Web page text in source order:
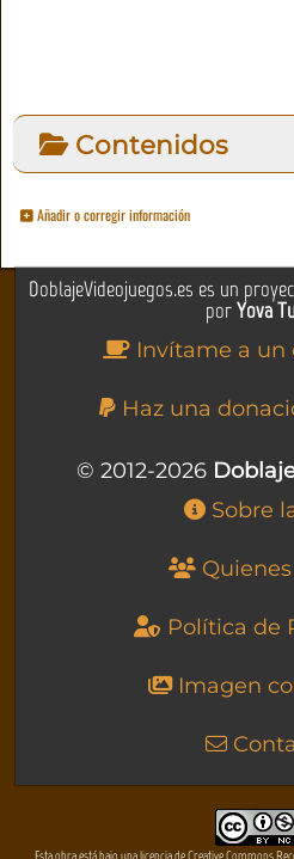
Contenidos
Añadir o corregir información
DoblajeVideojuegos.es es un
porYova
Invítame a un
Haz una
© 2012-2026
Sobre
Quienes
Política de
Imagen